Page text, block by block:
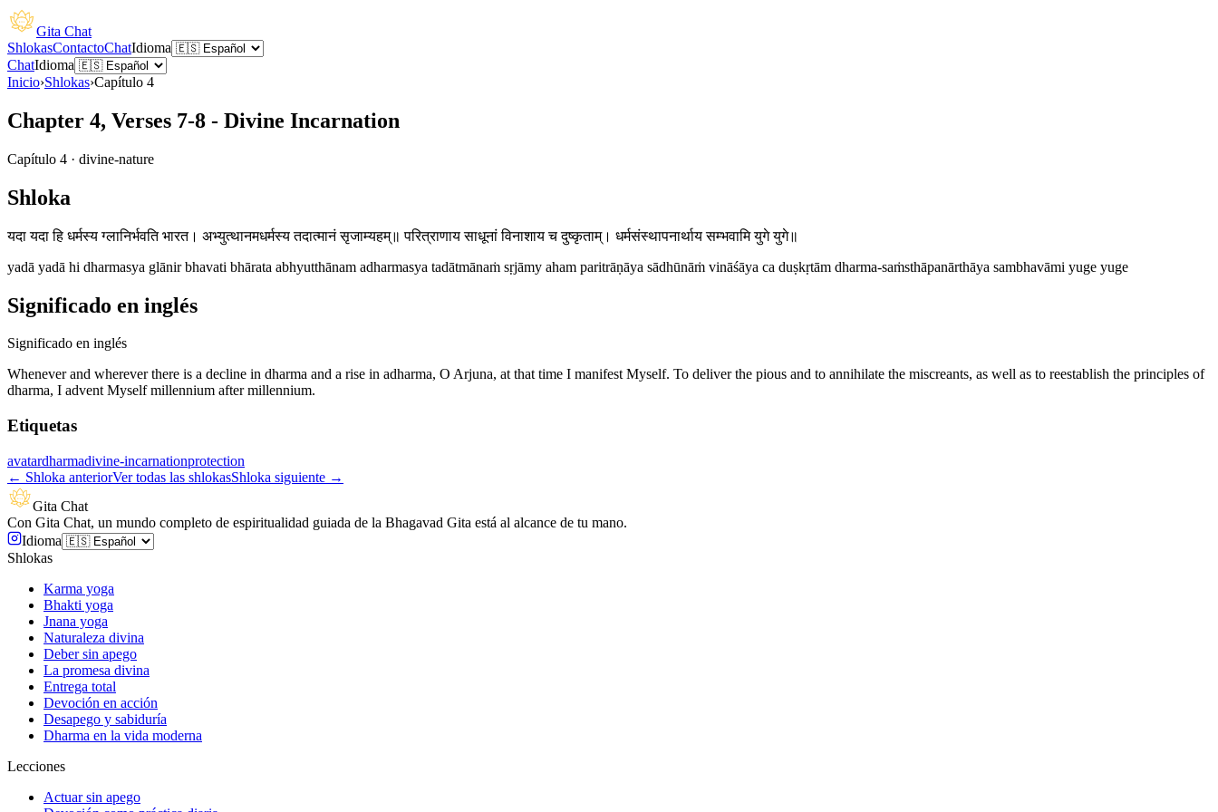
Gita Chat
ShlokasContactoChatIdioma
ChatIdioma
Inicio›Shlokas›Capítulo 4
Chapter 4, Verses 7-8 - Divine Incarnation
Capítulo 4 · divine-nature
Shloka
यदा यदा हि धर्मस्य ग्लानिर्भवति भारत। अभ्युत्थानमधर्मस्य तदात्मानं सृजाम्यहम्॥ परित्राणाय साधूनां विनाशाय च दुष्कृताम्। धर्मसंस्थापनार्थाय सम्भवामि युगे युगे॥
yadā yadā hi dharmasya glānir bhavati bhārata abhyutthānam adharmasya tadātmānaṁ sṛjāmy aham paritrāṇāya sādhūnāṁ vināśāya ca duṣkṛtām dharma-saṁsthāpanārthāya sambhavāmi yuge yuge
Significado en inglés
Significado en inglés
Whenever and wherever there is a decline in dharma and a rise in adharma, O Arjuna, at that time I manifest Myself. To deliver the pious and to annihilate the miscreants, as well as to reestablish the principles of
dharma, I advent Myself millennium after millennium.
Etiquetas
avatardharmadivine-incarnationprotection
← Shloka anteriorVer todas las shlokasShloka siguiente →
Gita Chat
Con Gita Chat, un mundo completo de espiritualidad guiada de la Bhagavad Gita está al alcance de tu mano.
Idioma
Shlokas
Karma yoga
Bhakti yoga
Jnana yoga
Naturaleza divina
Deber sin apego
La promesa divina
Entrega total
Devoción en acción
Desapego y sabiduría
Dharma en la vida moderna
Lecciones
Actuar sin apego